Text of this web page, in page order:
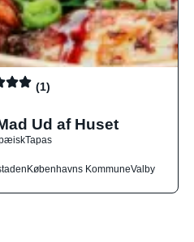
(1)
Ud af Huset
Tapas
Københavns KommuneValby